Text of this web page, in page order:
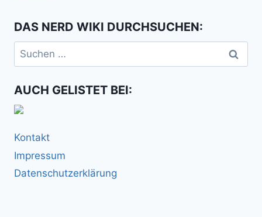
DAS NERD WIKI DURCHSUCHEN:
Suchen
nach:
AUCH GELISTET BEI:
Kontakt
Impressum
Datenschutzerklärung